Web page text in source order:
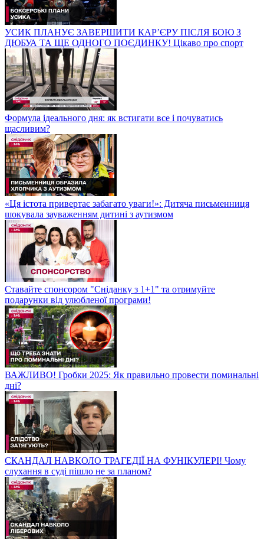
УСИК ПЛАНУЄ ЗАВЕРШИТИ КАР’ЄРУ ПІСЛЯ БОЮ З
ДЮБУА ТА ЩЕ ОДНОГО ПОЄДИНКУ! Цікаво про спорт
Формула ідеального дня: як встигати все і почуватись
щасливим?
«Ця істота привертає забагато уваги!»: Дитяча письменниця
шокувала зауваженням дитині з аутизмом
Ставайте спонсором "Сніданку з 1+1" та отримуйте
подарунки від улюбленої програми!
ВАЖЛИВО! Гробки 2025: Як правильно провести поминальні
дні?
СКАНДАЛ НАВКОЛО ТРАГЕДІЇ НА ФУНІКУЛЕРІ! Чому
слухання в суді пішло не за планом?